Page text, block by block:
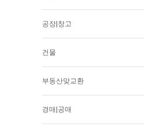
공장|창고
건물
부동산맞교환
경매|공매